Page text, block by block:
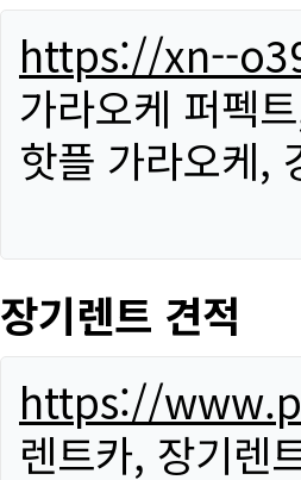
https://xn--
가라오케 퍼펙
핫플 가라오케,
장기렌트 견적
https://
렌트카, 장기렌